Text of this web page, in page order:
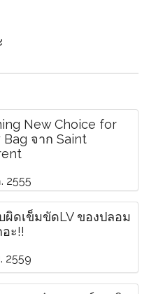
New Choice for
Bag จาก Saint
2555
ผิดเข็มขัดLV ของปลอม
ะ!!
2559